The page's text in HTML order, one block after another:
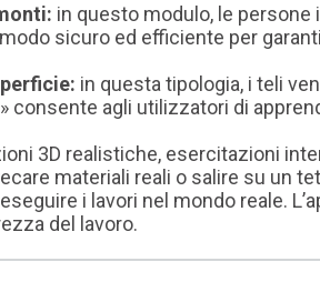
in questo modulo, le
sicuro ed efficiente per
in questa tipologia, i teli
consente agli utilizzatori di
3D realistiche, esercitazioni
materiali reali o salire su un
i lavori nel mondo reale.
del lavoro.